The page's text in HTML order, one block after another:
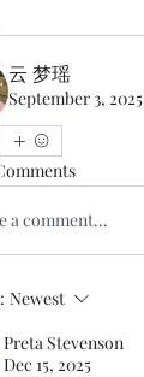
云 梦瑶
September 3, 2025
a comment...
Newest
Preta Stevenson
Dec 15, 2025